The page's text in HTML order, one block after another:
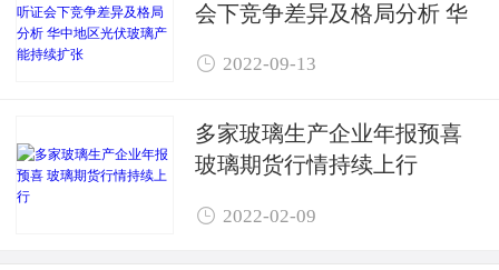
会下竞争差异及格局分析 华
张
 2022-09-13
多家玻璃生产企业年报预喜 ​
玻璃期货行情持续上行
 2022-02-09